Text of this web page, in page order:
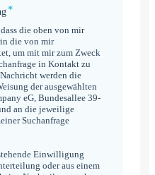
*
die oben von mir
die von mir
um mit mir zum Zweck
in Kontakt zu
werden die
der ausgewählten
eG, Bundesallee 39-
an die jeweilige
Suchanfrage
Einwilligung
oder aus einem